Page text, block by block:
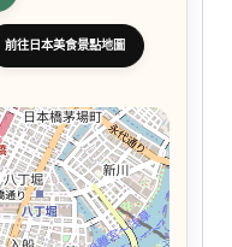
前往日本美食景點地圖